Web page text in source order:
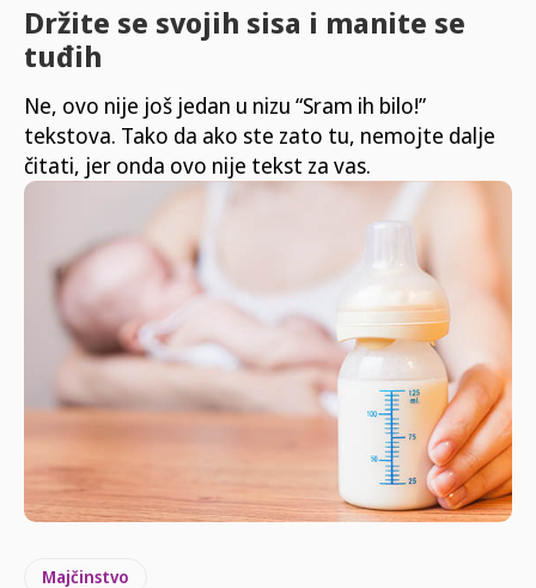
Držite se svojih sisa i manite se
tuđih
Ne, ovo nije još jedan u nizu “Sram ih bilo!”
tekstova. Tako da ako ste zato tu, nemojte dalje
čitati, jer onda ovo nije tekst za vas.
Majčinstvo